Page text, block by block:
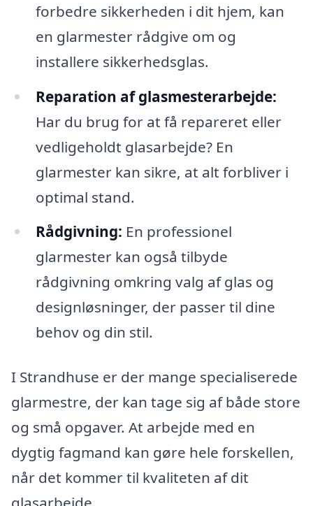
forbedre sikkerheden i dit hjem, kan
en glarmester rådgive om og
installere sikkerhedsglas.
Reparation af glasmesterarbejde:
Har du brug for at få repareret eller
vedligeholdt glasarbejde? En
glarmester kan sikre, at alt forbliver i
optimal stand.
Rådgivning: En professionel
glarmester kan også tilbyde
rådgivning omkring valg af glas og
designløsninger, der passer til dine
behov og din stil.
I Strandhuse er der mange specialiserede
glarmestre, der kan tage sig af både store
og små opgaver. At arbejde med en
dygtig fagmand kan gøre hele forskellen,
når det kommer til kvaliteten af dit